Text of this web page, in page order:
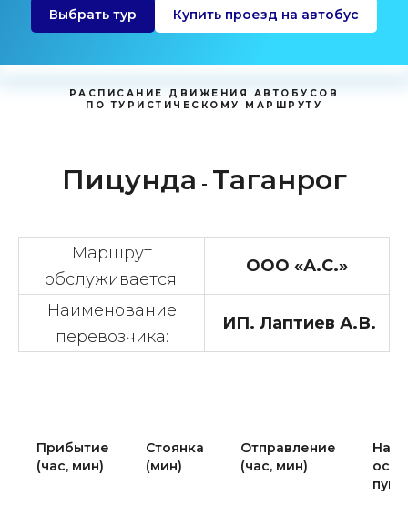
Выбрать тур Купить проезд на автобус
РАСПИСАНИЕ ДВИЖЕНИЯ АВТОБУСОВ
ПО ТУРИСТИЧЕСКОМУ МАРШРУТУ
Пицунда - Таганрог
Маршрут
обслуживается:
ООО «А.С.»
Наименование
перевозчика:
ИП. Лаптиев А.В.
Прибытие
(час, мин)
Стоянка
(мин)
Отправление
(час, мин)